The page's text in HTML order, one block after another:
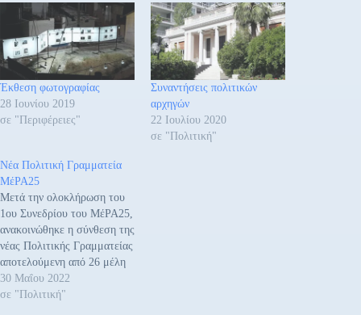
Έκθεση φωτογραφίας
28 Ιουνίου 2019
σε "Περιφέρειες"
Συναντήσεις πολιτικών
αρχηγών
22 Ιουλίου 2020
σε "Πολιτική"
Νέα Πολιτική Γραμματεία
ΜέΡΑ25
Μετά την ολοκλήρωση του
1ου Συνεδρίου του ΜέΡΑ25,
ανακοινώθηκε η σύνθεση της
νέας Πολιτικής Γραμματείας
αποτελούμενη από 26 μέλη
(λόγω ισοψηφίας δύο
μελών). Η νέα Πολιτική
30 Μαΐου 2022
σε "Πολιτική"